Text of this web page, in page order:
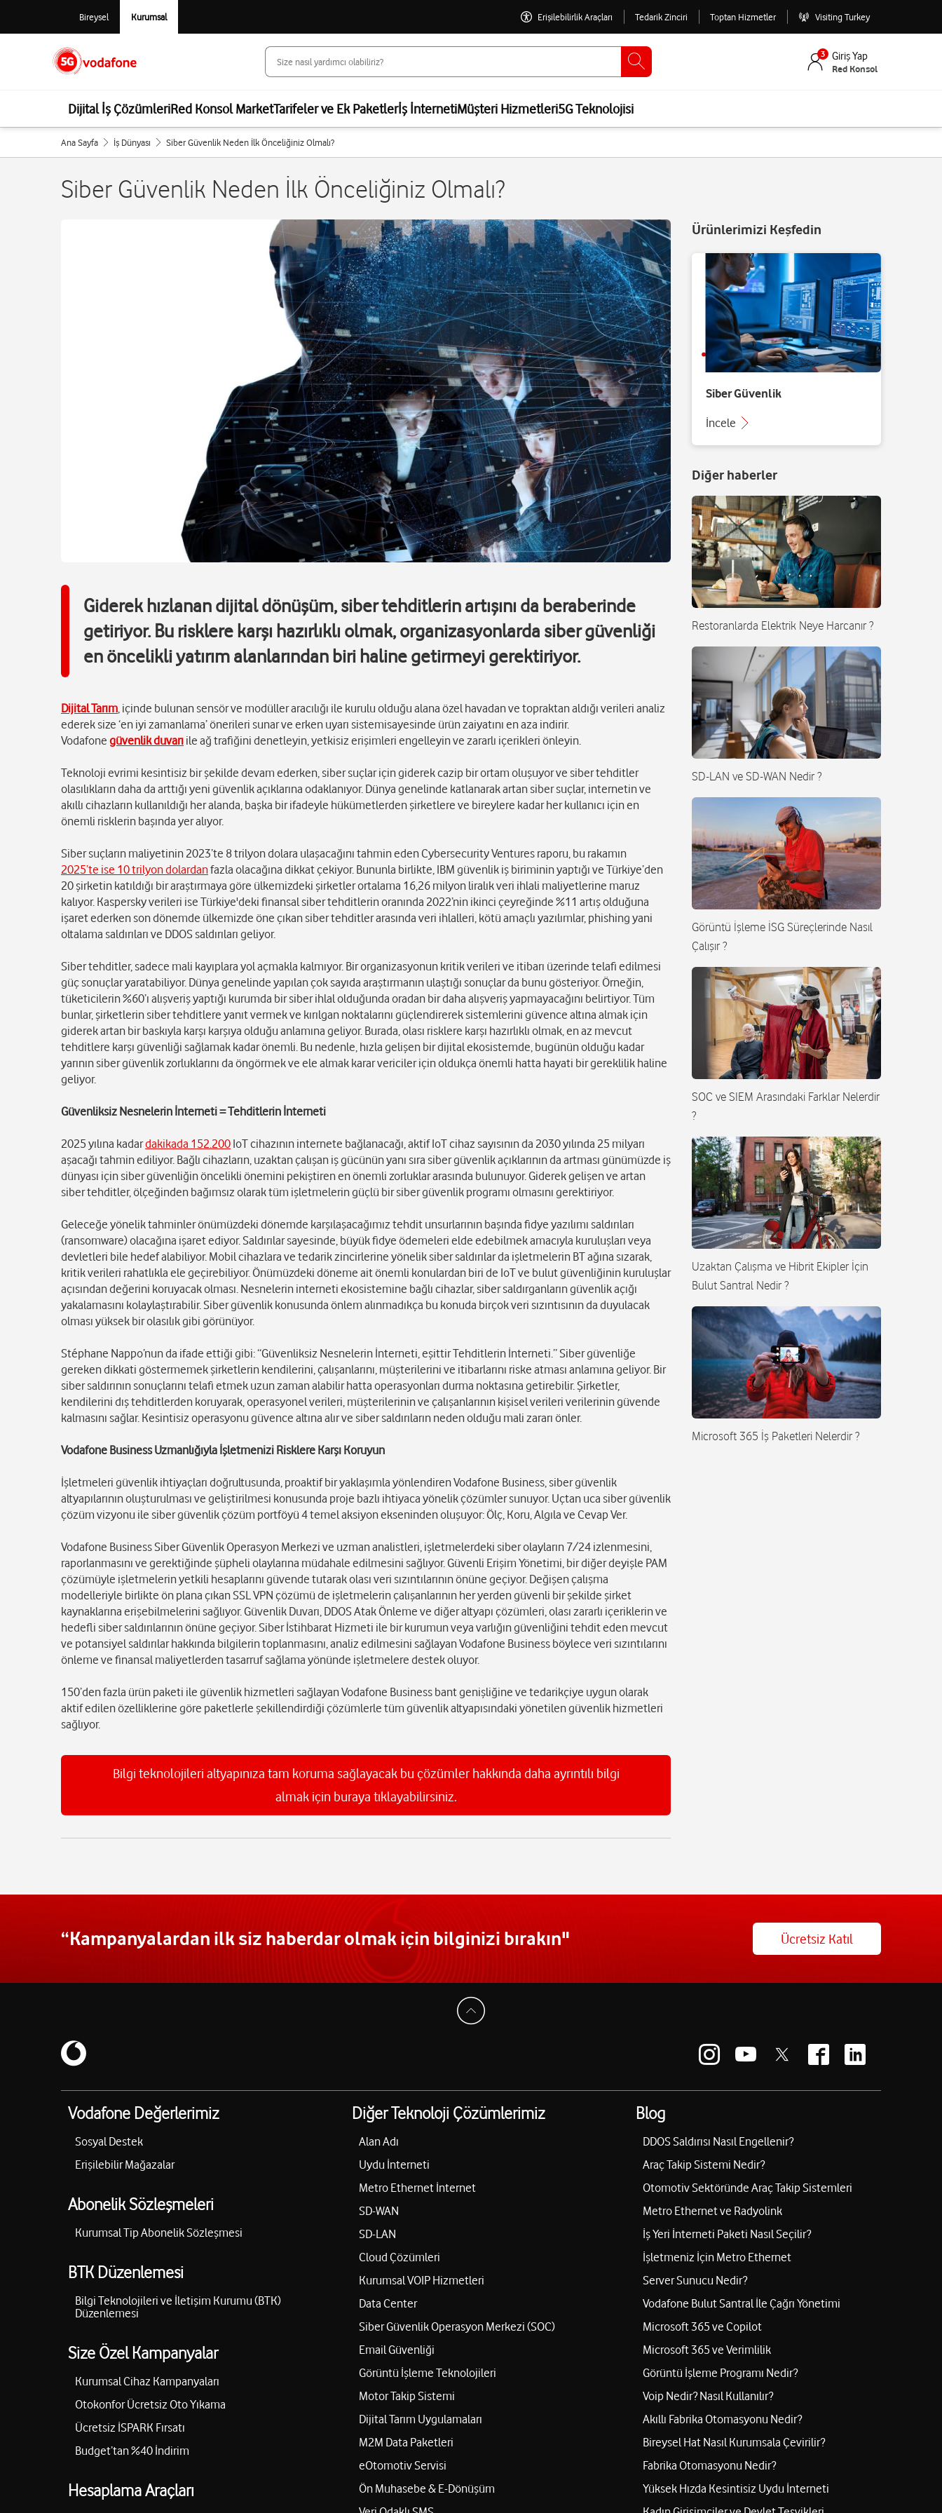
Bireysel Kurumsal Erişilebilirlik Araçları Tedarik Zinciri Toptan Hizmetler Visiting Turkey
3 Giriş Yap
Red Konsol
Dijital İş ÇözümleriRed Konsol MarketTarifeler ve Ek Paketlerİş İnternetiMüşteri Hizmetleri5G Teknolojisi
Ana Sayfa İş Dünyası Siber Güvenlik Neden İlk Önceliğiniz Olmalı?
Siber Güvenlik Neden İlk Önceliğiniz Olmalı?
Giderek hızlanan dijital dönüşüm, siber tehditlerin artışını da beraberinde
getiriyor. Bu risklere karşı hazırlıklı olmak,organizasyonlarda siber güvenliği
en öncelikli yatırım alanlarından biri haline getirmeyi gerektiriyor.
Dijital Tarım, içinde bulunan sensör ve modüller aracılığı ile kurulu olduğu alana özel havadan ve topraktan aldığı verileri analiz
ederek size ‘en iyi zamanlama’ önerileri sunar ve erken uyarı sistemisayesinde ürün zaiyatını en aza indirir.
Vodafone güvenlik duvarı ile ağ trafiğini denetleyin, yetkisiz erişimleri engelleyin ve zararlı içerikleri önleyin.
Teknoloji evrimi kesintisiz bir şekilde devam ederken, siber suçlar için giderek cazip bir ortam oluşuyor ve siber tehditler
olasılıkların daha da arttığı yeni güvenlik açıklarına odaklanıyor. Dünya genelinde katlanarak artan siber suçlar, internetin ve
akıllı cihazların kullanıldığı her alanda, başka bir ifadeyle hükümetlerden şirketlere ve bireylere kadar her kullanıcı için en
önemli risklerin başında yer alıyor.
Siber suçların maliyetinin 2023’te 8 trilyon dolara ulaşacağını tahmin eden Cybersecurity Ventures raporu, bu rakamın
2025’te ise 10 trilyon dolardanfazla olacağına dikkat çekiyor. Bununla birlikte, IBM güvenlik iş biriminin yaptığı ve Türkiye’den
20 şirketin katıldığı bir araştırmaya göre ülkemizdeki şirketler ortalama 16,26 milyon liralık veri ihlali maliyetlerine maruz
kalıyor. Kaspersky verileri ise Türkiye'deki finansal siber tehditlerin oranında 2022’nin ikinci çeyreğinde %11 artış olduğuna
işaret ederken son dönemde ülkemizde öne çıkan siber tehditler arasında veri ihlalleri, kötü amaçlı yazılımlar, phishing yani
oltalama saldırıları ve DDOS saldırıları geliyor.
Siber tehditler, sadece mali kayıplara yol açmakla kalmıyor. Bir organizasyonun kritik verileri ve itibarı üzerinde telafi edilmesi
güç sonuçlar yaratabiliyor. Dünya genelinde yapılan çok sayıda araştırmanın ulaştığı sonuçlar da bunu gösteriyor. Örneğin,
tüketicilerin %60’ı alışveriş yaptığı kurumda bir siber ihlal olduğunda oradan bir daha alışveriş yapmayacağını belirtiyor. Tüm
bunlar, şirketlerin siber tehditlere yanıt vermek ve kırılgan noktalarını güçlendirerek sistemlerini güvence altına almak için
giderek artan bir baskıyla karşı karşıya olduğu anlamına geliyor. Burada, olası risklere karşı hazırlıklı olmak, en az mevcut
tehditlere karşı güvenliği sağlamak kadar önemli. Bu nedenle, hızla gelişen bir dijital ekosistemde, bugünün olduğu kadar
yarının siber güvenlik zorluklarını da öngörmek ve ele almak karar vericiler için oldukça önemli hatta hayati bir gereklilik haline
geliyor.
Güvenliksiz Nesnelerin İnterneti = Tehditlerin İnterneti
2025 yılına kadardakikada 152.200 IoT cihazının internete bağlanacağı, aktif IoT cihaz sayısının da 2030 yılında 25 milyarı
aşacağı tahmin ediliyor. Bağlı cihazların, uzaktan çalışan iş gücünün yanı sıra siber güvenlik açıklarının da artması günümüzde iş
dünyası için siber güvenliğin öncelikli önemini pekiştiren en önemli zorluklar arasında bulunuyor. Giderek gelişen ve artan
siber tehditler, ölçeğinden bağımsız olarak tüm işletmelerin güçlü bir siber güvenlik programı olmasını gerektiriyor.
Geleceğe yönelik tahminler önümüzdeki dönemde karşılaşacağımız tehdit unsurlarının başında fidye yazılımı saldırıları
(ransomware) olacağına işaret ediyor. Saldırılar sayesinde, büyük fidye ödemeleri elde edebilmek amacıyla kuruluşları veya
devletleri bile hedef alabiliyor. Mobil cihazlara ve tedarik zincirlerine yönelik siber saldırılar da işletmelerin BT ağına sızarak,
kritik verileri rahatlıkla ele geçirebiliyor. Önümüzdeki döneme ait önemli konulardan biri de IoT ve bulut güvenliğinin kuruluşlar
açısından değerini koruyacak olması. Nesnelerin interneti ekosistemine bağlı cihazlar, siber saldırganların güvenlik açığı
yakalamasını kolaylaştırabilir. Siber güvenlik konusunda önlem alınmadıkça bu konuda birçok veri sızıntısının da duyulacak
olması yüksek bir olasılık gibi görünüyor.
Stéphane Nappo’nun da ifade ettiği gibi: “Güvenliksiz Nesnelerin İnterneti, eşittir Tehditlerin İnterneti.” Siber güvenliğe
gereken dikkati göstermemek şirketlerin kendilerini, çalışanlarını, müşterilerini ve itibarlarını riske atması anlamına geliyor. Bir
siber saldırının sonuçlarını telafi etmek uzun zaman alabilir hatta operasyonları durma noktasına getirebilir. Şirketler,
kendilerini dış tehditlerden koruyarak, operasyonel verileri, müşterilerinin ve çalışanlarının kişisel verileri verilerinin güvende
kalmasını sağlar. Kesintisiz operasyonu güvence altına alır ve siber saldırıların neden olduğu mali zararı önler.
Vodafone Business Uzmanlığıyla İşletmenizi Risklere Karşı Koruyun
İşletmeleri güvenlik ihtiyaçları doğrultusunda, proaktif bir yaklaşımla yönlendiren Vodafone Business, siber güvenlik
altyapılarının oluşturulması ve geliştirilmesi konusunda proje bazlı ihtiyaca yönelik çözümler sunuyor. Uçtan uca siber güvenlik
çözüm vizyonu ile siber güvenlik çözüm portföyü 4 temel aksiyon ekseninden oluşuyor: Ölç, Koru, Algıla ve Cevap Ver.
Vodafone Business Siber Güvenlik Operasyon Merkezi ve uzman analistleri, işletmelerdeki siber olayların 7/24 izlenmesini,
raporlanmasını ve gerektiğinde şüpheli olaylarına müdahale edilmesini sağlıyor. Güvenli Erişim Yönetimi, bir diğer deyişle PAM
çözümüyle işletmelerin yetkili hesaplarını güvende tutarak olası veri sızıntılarının önüne geçiyor. Değişen çalışma
modelleriyle birlikte ön plana çıkan SSL VPN çözümü de işletmelerin çalışanlarının her yerden güvenli bir şekilde şirket
kaynaklarına erişebilmelerini sağlıyor. Güvenlik Duvarı, DDOS Atak Önleme ve diğer altyapı çözümleri, olası zararlı içeriklerin ve
hedefli siber saldırılarının önüne geçiyor. Siber İstihbarat Hizmeti ile bir kurumun veya varlığın güvenliğini tehdit eden mevcut
ve potansiyel saldırılar hakkında bilgilerin toplanmasını, analiz edilmesini sağlayan Vodafone Business böylece veri sızıntılarını
önleme ve finansal maliyetlerden tasarruf sağlama yönünde işletmelere destek oluyor.
150’den fazla ürün paketi ile güvenlik hizmetleri sağlayan Vodafone Business bant genişliğine ve tedarikçiye uygun olarak
aktif edilen özelliklerine göre paketlerle şekillendirdiği çözümlerle tüm güvenlik altyapısındaki yönetilen güvenlik hizmetleri
sağlıyor.
Bilgi teknolojileri altyapınıza tam koruma sağlayacak bu çözümler hakkında daha ayrıntılı bilgi
almak için buraya tıklayabilirsiniz.
Ürünlerimizi Keşfedin
Siber Güvenlik
İncele
Diğer haberler
Restoranlarda Elektrik Neye Harcanır ?
SD-LAN ve SD-WAN Nedir ?
Görüntü İşleme İSG Süreçlerinde Nasıl
Çalışır ?
SOC ve SIEM Arasındaki Farklar Nelerdir
?
Uzaktan Çalışma ve Hibrit Ekipler İçin
Bulut Santral Nedir ?
Microsoft 365 İş Paketleri Nelerdir ?
“Kampanyalardan ilk siz haberdar olmak için bilginizi bırakın" Ücretsiz Katıl
Vodafone Değerlerimiz
Sosyal Destek
Erişilebilir Mağazalar
Abonelik Sözleşmeleri
Kurumsal Tip Abonelik Sözleşmesi
BTK Düzenlemesi
Bilgi Teknolojileri ve İletişim Kurumu (BTK)
Düzenlemesi
Size Özel Kampanyalar
Kurumsal Cihaz Kampanyaları
Otokonfor Ücretsiz Oto Yıkama
Ücretsiz İSPARK Fırsatı
Budget’tan %40 İndirim
Hesaplama Araçları
Diğer Teknoloji Çözümlerimiz
Alan Adı
Uydu İnterneti
Metro Ethernet İnternet
SD-WAN
SD-LAN
Cloud Çözümleri
Kurumsal VOIP Hizmetleri
Data Center
Siber Güvenlik Operasyon Merkezi (SOC)
Email Güvenliği
Görüntü İşleme Teknolojileri
Motor Takip Sistemi
Dijital Tarım Uygulamaları
M2M Data Paketleri
eOtomotiv Servisi
Ön Muhasebe & E-Dönüşüm
Blog
DDOS Saldırısı Nasıl Engellenir?
Araç Takip Sistemi Nedir?
Otomotiv Sektöründe Araç Takip Sistemleri
Metro Ethernet ve Radyolink
İş Yeri İnterneti Paketi Nasıl Seçilir?
İşletmeniz İçin Metro Ethernet
Server Sunucu Nedir?
Vodafone Bulut Santral İle Çağrı Yönetimi
Microsoft 365 ve Copilot
Microsoft 365 ve Verimlilik
Görüntü İşleme Programı Nedir?
Voip Nedir? Nasıl Kullanılır?
Akıllı Fabrika Otomasyonu Nedir?
Bireysel Hat Nasıl Kurumsala Çevirilir?
Fabrika Otomasyonu Nedir?
Yüksek Hızda Kesintisiz Uydu İnterneti